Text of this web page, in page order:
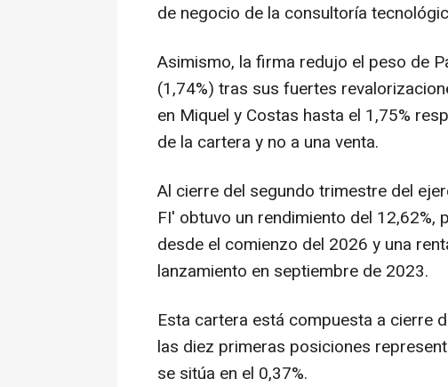
de negocio de la consultoría
Asimismo, la firma redujo el peso de
(1,74%) tras sus fuertes
en Miquel y Costas hasta el 1,75%
de la cartera y no a una venta.
Al cierre del segundo trimestre del
FI' obtuvo un rendimiento del
desde el comienzo del 2026 y una
lanzamiento en septiembre de 2023.
Esta cartera está compuesta a cierre
las diez primeras posiciones
se sitúa en el 0,37%.